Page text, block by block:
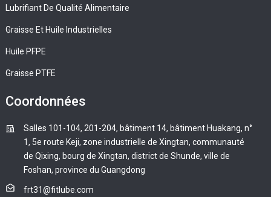
Lubrifiant De Qualité Alimentaire
Graisse Et Huile Industrielles
Huile PFPE
Graisse PTFE
Coordonnées
Salles 101-104, 201-204, bâtiment 14, bâtiment Huakang, n°
1, 5e route Keji, zone industrielle de Xingtan, communauté
de Qixing, bourg de Xingtan, district de Shunde, ville de
Foshan, province du Guangdong
frt31@fitlube.com